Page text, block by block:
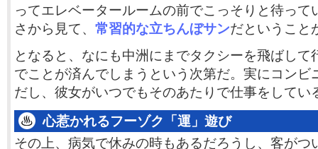
ってエレベータールームの前でこっそりと待って
さから見て、 常習的な立ちんぼサンだということ
となると、なにも中洲にまでタクシーを飛ばして
でことが済んでしまうという次第だ。実にコンビ
だし、彼女がいつでもそのあたりで仕事をしてい
心惹かれるフーゾク「運」遊び
その上、病気で休みの時もあるだろうし、客がつ